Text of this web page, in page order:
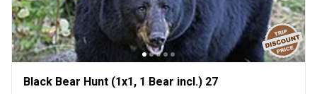
Black Bear Hunt (1x1, 1 Bear incl.) 27